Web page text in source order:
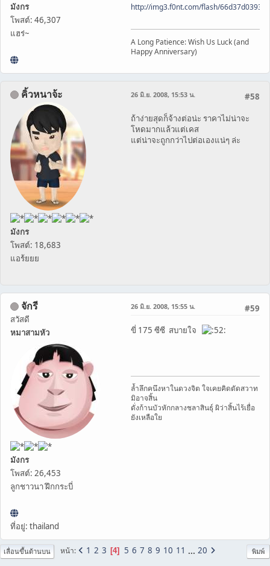
มังกร
โพสต์: 46,307
แฮร่~
http://img3.f0nt.com/flash/
A Long Patience: Wish Us Luck (and
Happy Anniversary)
คิ้วหนาจ้ะ
มังกร
โพสต์: 18,683
แอร้ยยย
#58
26 มิ.ย. 2008, 15:53 น.
ถ้าง่ายสุดก็จ้างต่อน่ะ ราคาไม่น่าจะ
โหดมากแล้วแต่เคส
แต่น่าจะถูกกว่าไปต่อเองแน่ๆ ล่ะ
จักรี
สวัสดี
หมาสามหัว
มังกร
โพสต์: 26,453
ลูกชาวนา ฝึกกระบี่
ที่อยู่: thailand
#59
26 มิ.ย. 2008, 15:55 น.
ขี่ 175 ซีซี สบายใจ
ล้ำลึกคนึงหาในดวงจิต ใจเคยคิดตัดสวาท
มิอาจสิ้น
ดั่งก้านบัวหักกลางชลาสินธุ์ ผิว่าสิ้นไร้เยื่อ
ยังเหลือใย
พิมพ์
เลื่อนขึ้นด้านบน หน้า 1 2 3 4 5 6 7 8 9 10 11 ... 20